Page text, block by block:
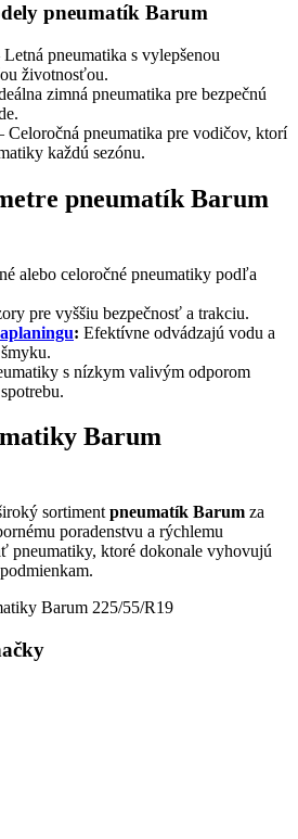
pneumatík Barum
Letná pneumatika s vylepšenou
životnosťou.
zimná pneumatika pre bezpečnú
Celoročná pneumatika pre vodičov, ktorí
každú sezónu.
pneumatík Barum
alebo celoročné pneumatiky podľa
pre vyššiu bezpečnosť a trakciu.
: Efektívne odvádzajú vodu a
s nízkym valivým odporom
Barum
sortiment pneumatík Barum za
poradenstvu a rýchlemu
pneumatiky, ktoré dokonale vyhovujú